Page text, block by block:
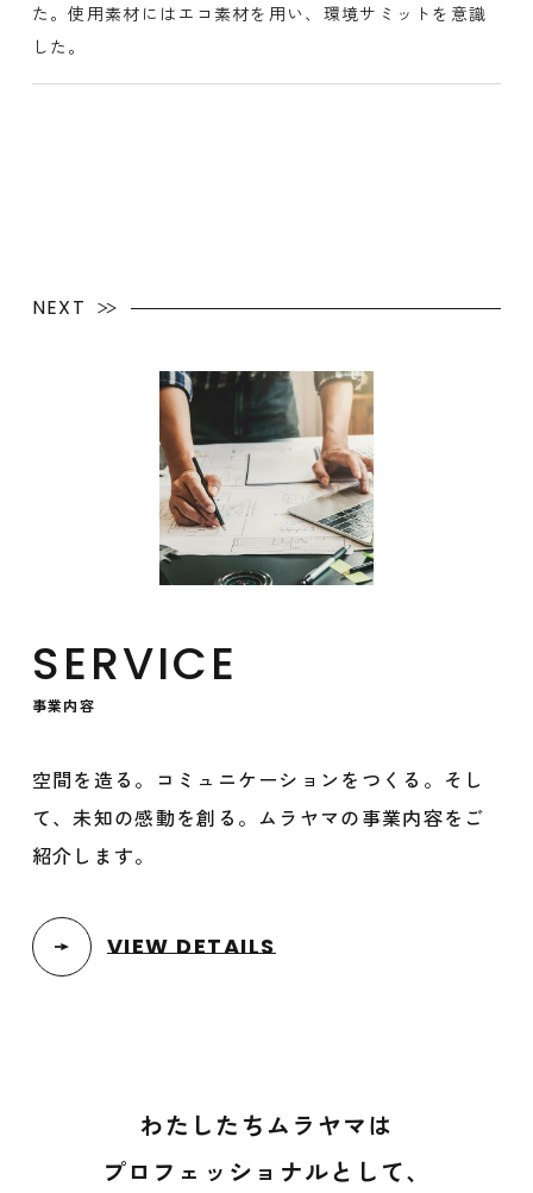
た。使用素材にはエコ素材を用い、環境サミットを意識
した。
NEXT
事業内容
SERVICE
空間を造る。コミュニケーションをつくる。そし
て、未知の感動を創る。ムラヤマの事業内容をご
紹介します。
VIEW DETAILS
わたしたちムラヤマは
プロフェッショナルとして、